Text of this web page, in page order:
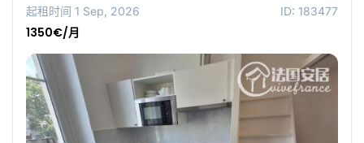
起租时间 1 Sep, 2026 ID: 183477
1350€/月